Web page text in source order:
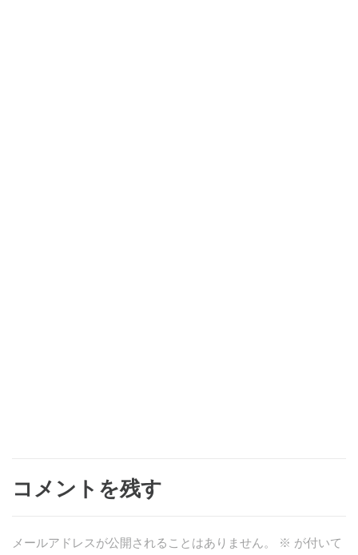
コメントを残す
メールアドレスが公開されることはありません。 ※ が付いて